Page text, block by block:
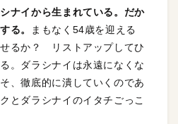
ナイから生まれている。だか
る。
まもなく54歳を迎える
るか？ リストアップしてひ
。ダラシナイは永遠になくな
、徹底的に潰していくのであ
とダラシナイのイタチごっこ